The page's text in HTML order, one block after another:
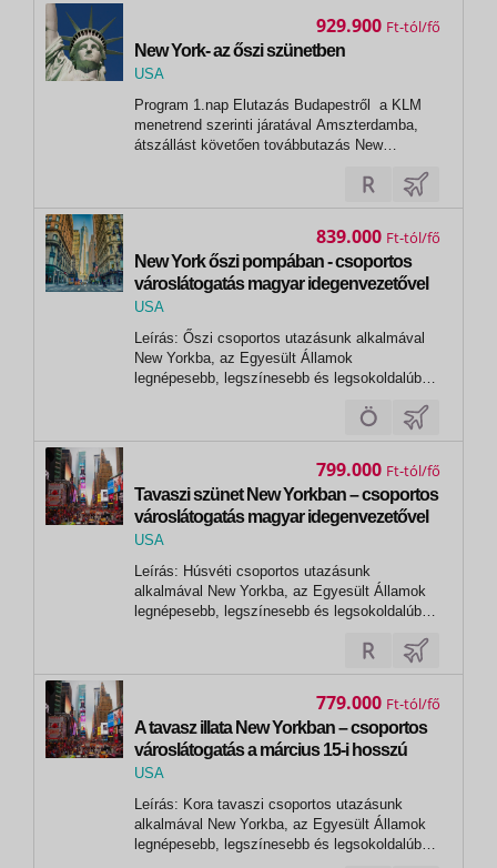
New York- az őszi szünetben
USA
New York
Program 1.nap Elutazás Budapestről a KLM
menetrend szerinti járatával Amszterdamba,
átszállást követően továbbutazás New
929.900 Ft
New York őszi pompában - csoportos
városlátogatás magyar idegenvezetővel
2026.10.22-28.
USA
New York
Leírás: Őszi csoportos utazásunk alkalmával
New Yorkba, az Egyesült Államok
legnépesebb, legszínesebb és legsokoldalúbb
járatoknak köszönhetően gyorsan átszeljük az
óceánt, és máris egy varázslatos világba
839.000 Ft
Tavaszi szünet New Yorkban – csoportos
városlátogatás magyar idegenvezetővel
2027.03.24-30.
USA
New York
Leírás: Húsvéti csoportos utazásunk
alkalmával New Yorkba, az Egyesült Államok
legnépesebb, legszínesebb és legsokoldalúbb
járatoknak köszönhetően gyorsan átszeljük az
óceánt, és máris egy varázslatos világba
799.000 Ft
A tavasz illata New Yorkban – csoportos
városlátogatás a március 15-i hosszú
hétvégén 2027.03.11-17.
USA
New York
Leírás: Kora tavaszi csoportos utazásunk
alkalmával New Yorkba, az Egyesült Államok
legnépesebb, legszínesebb és legsokoldalúbb
779.000 Ft